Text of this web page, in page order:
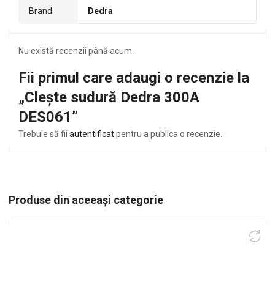
Brand Dedra
Nu există recenzii până acum.
Fii primul care adaugi o recenzie la
„Clește sudură Dedra 300A
DES061”
Trebuie să fii autentificatpentru a publica o recenzie.
Produse din aceeași categorie